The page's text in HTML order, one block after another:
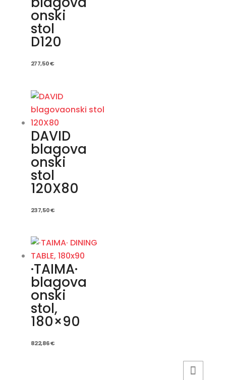
onski
stol
D120
277,50€
DAVID
blagova
onski
stol
120X80
237,50€
·TAIMA·
blagova
onski
stol,
180×90
822,86€